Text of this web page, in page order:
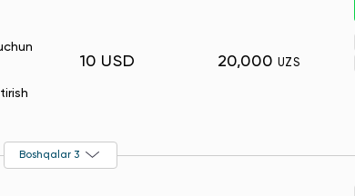
10 USD 20,000 UZS
Boshqalar 3